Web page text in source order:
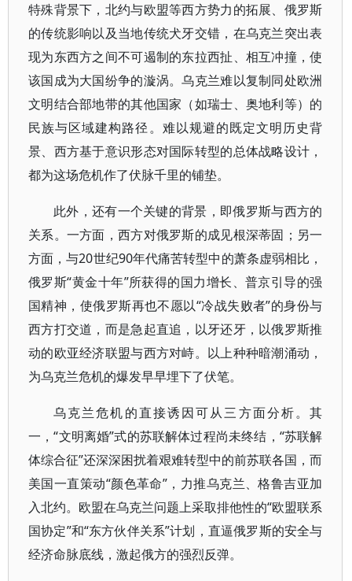
特殊背景下，北约与欧盟等西方势力的拓展、俄罗斯
的传统影响以及当地传统犬牙交错，在乌克兰突出表
现为东西方之间不可遏制的东拉西扯、相互冲撞，使
该国成为大国纷争的漩涡。乌克兰难以复制同处欧洲
文明结合部地带的其他国家（如瑞士、奥地利等）的
民族与区域建构路径。难以规避的既定文明历史背
景、西方基于意识形态对国际转型的总体战略设计，
都为这场危机作了伏脉千里的铺垫。
此外，还有一个关键的背景，即俄罗斯与西方的
关系。一方面，西方对俄罗斯的成见根深蒂固；另一
方面，与20世纪90年代痛苦转型中的萧条虚弱相比，
俄罗斯“黄金十年”所获得的国力增长、普京引导的强
国精神，使俄罗斯再也不愿以“冷战失败者”的身份与
西方打交道，而是急起直追，以牙还牙，以俄罗斯推
动的欧亚经济联盟与西方对峙。以上种种暗潮涌动，
为乌克兰危机的爆发早早埋下了伏笔。
乌克兰危机的直接诱因可从三方面分析。其
一，“文明离婚”式的苏联解体过程尚未终结，“苏联解
体综合征”还深深困扰着艰难转型中的前苏联各国，而
美国一直策动“颜色革命”，力推乌克兰、格鲁吉亚加
入北约。欧盟在乌克兰问题上采取排他性的“欧盟联系
国协定”和“东方伙伴关系”计划，直逼俄罗斯的安全与
经济命脉底线，激起俄方的强烈反弹。